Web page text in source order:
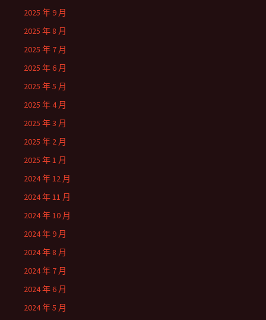
2025 年 9 月
2025 年 8 月
2025 年 7 月
2025 年 6 月
2025 年 5 月
2025 年 4 月
2025 年 3 月
2025 年 2 月
2025 年 1 月
2024 年 12 月
2024 年 11 月
2024 年 10 月
2024 年 9 月
2024 年 8 月
2024 年 7 月
2024 年 6 月
2024 年 5 月